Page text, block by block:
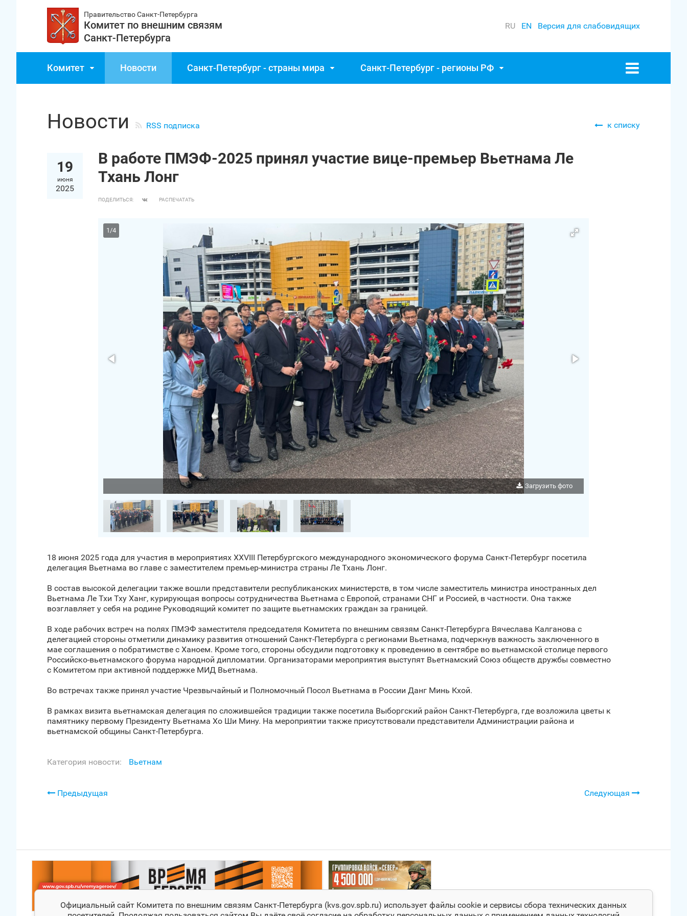
Правительство Санкт‑Петербурга
Комитет по внешним связям
Санкт‑Петербурга
RU EN Версия для слабовидящих
Комитет Новости Санкт‑Петербург - страны мира Санкт‑Петербург - регионы РФ
к списку
Новости RSS подписка
19
июня
2025
В работе ПМЭФ-2025 принял участие вице-премьер Вьетнама Ле
Тхань Лонг
ПОДЕЛИТЬСЯ: РАСПЕЧАТАТЬ
Загрузить фото
1/4
18 июня 2025 года для участия в мероприятиях XXVIII Петербургского международного экономического форума Санкт‑Петербург посетила
делегация Вьетнама во главе с заместителем премьер-министра страны Ле Тхань Лонг.
В состав высокой делегации также вошли представители республиканских министерств, в том числе заместитель министра иностранных дел
Вьетнама Ле Тхи Тху Ханг, курирующая вопросы сотрудничества Вьетнама с Европой, странами СНГ и Россией, в частности. Она также
возглавляет у себя на родине Руководящий комитет по защите вьетнамских граждан за границей.
В ходе рабочих встреч на полях ПМЭФ заместителя председателя Комитета по внешним связям Санкт‑Петербурга Вячеслава Калганова с
делегацией стороны отметили динамику развития отношений Санкт‑Петербурга с регионами Вьетнама, подчеркнув важность заключенного в
мае соглашения о побратимстве с Ханоем. Кроме того, стороны обсудили подготовку к проведению в сентябре во вьетнамской столице первого
Российско-вьетнамского форума народной дипломатии. Организаторами мероприятия выступят Вьетнамский Союз обществ дружбы совместно
с Комитетом при активной поддержке МИД Вьетнама.
Во встречах также принял участие Чрезвычайный и Полномочный Посол Вьетнама в России Данг Минь Кхой.
В рамках визита вьетнамская делегация по сложившейся традиции также посетила Выборгский район Санкт‑Петербурга, где возложила цветы к
памятнику первому Президенту Вьетнама Хо Ши Мину. На мероприятии также присутствовали представители Администрации района и
вьетнамской общины Санкт‑Петербурга.
Категория новости: Вьетнам
Предыдущая Следующая
Официальный сайт Комитета по внешним связям Санкт‑Петербурга (kvs.gov.spb.ru) использует файлы cookie и сервисы сбора технических данных